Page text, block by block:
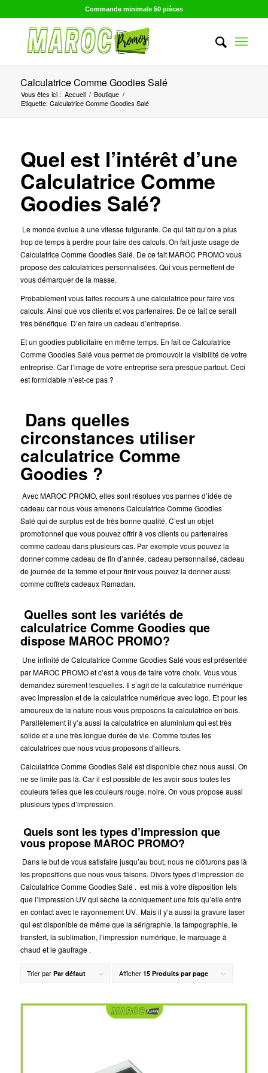
Commande minimale 50 pièces
Calculatrice Comme Goodies Salé
Vous êtes ici : Accueil / Boutique /
Etiquette: Calculatrice Comme Goodies Salé
Quel est l’intérêt d’une
Calculatrice Comme
Goodies Salé?
Le monde évolue à une vitesse fulgurante. Ce qui fait qu’on a plus
trop de temps à perdre pour faire des calculs. On fait juste usage de
Calculatrice Comme Goodies Salé. De ce fait MAROC PROMO vous
propose des calculatrices personnalisées. Qui vous permettent de
vous démarquer de la masse.
Probablement vous faites recours à une calculatrice pour faire vos
calculs. Ainsi que vos clients et vos partenaires. De ce fait ce serait
très bénéfique. D’en faire un cadeau d’entreprise.
Et un goodies publicitaire en même temps. En fait ce Calculatrice
Comme Goodies Salé vous permet de promouvoir la visibilité de votre
entreprise. Car l’image de votre entreprise sera presque partout. Ceci
est formidable n’est-ce pas ?
Dans quelles
circonstances utiliser
calculatrice Comme
Goodies ?
Avec MAROC PROMO, elles sont résolues vos pannes d’idée de
cadeau car nous vous amenons Calculatrice Comme Goodies
Salé qui de surplus est de très bonne qualité. C’est un objet
promotionnel que vous pouvez offrir à vos clients ou partenaires
comme cadeau dans plusieurs cas. Par exemple vous pouvez la
donner comme cadeau de fin d’année, cadeau personnalisé, cadeau
de journée de la femme et pour finir vous pouvez la donner aussi
comme coffrets cadeaux Ramadan.
Quelles sont les variétés de
calculatrice Comme Goodies que
dispose MAROC PROMO?
Une infinité de Calculatrice Comme Goodies Salé vous est présentée
par MAROC PROMO et c’est à vous de faire votre choix. Vous vous
demandez sûrement lesquelles. Il s’agit de la calculatrice numérique
avec impression et de la calculatrice numérique avec logo. Et pour les
amoureux de la nature nous vous proposons la calculatrice en bois.
Parallèlement il y’a aussi la calculatrice en aluminium qui est très
solide et a une très longue durée de vie. Comme toutes les
calculatrices que nous vous proposons d’ailleurs.
Calculatrice Comme Goodies Salé est disponible chez nous aussi. On
ne se limite pas là. Car il est possible de les avoir sous toutes les
couleurs telles que les couleurs rouge, noire. On vous propose aussi
plusieurs types d’impression.
Quels sont les types d’impression que
vous propose MAROC PROMO?
Dans le but de vous satisfaire jusqu’au bout, nous ne clôturons pas là
les propositions que nous vous faisons. Divers types d’impression de
Calculatrice Comme Goodies Salé . est mis à votre disposition tels
que l’impression UV qui sèche la coniquement une fois qu’elle entre
en contact avec le rayonnement UV. Mais il y’a aussi la gravure laser
qui est disponible de même que la sérigraphie, la tampographie, le
transfert, la sublimation, l’impression numérique, le marquage à
chaud et le gaufrage .
Trier par Par défaut Afficher 15 Produits par page